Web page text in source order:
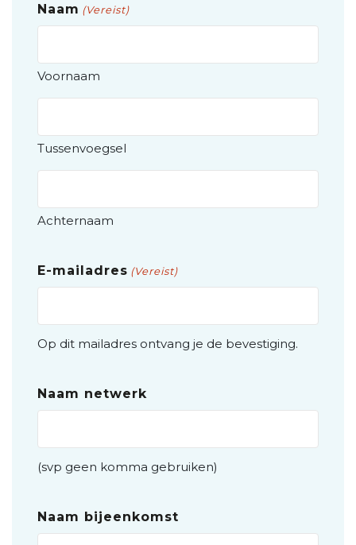
Naam (Vereist)
Voornaam
Tussenvoegsel
Achternaam
E-mailadres (Vereist)
Op dit mailadres ontvang je de bevestiging.
Naam netwerk
(svp geen komma gebruiken)
Naam bijeenkomst